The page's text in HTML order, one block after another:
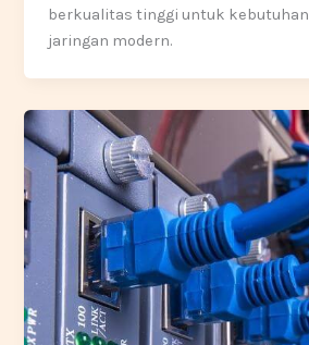
berkualitas tinggi untuk
jaringan modern.